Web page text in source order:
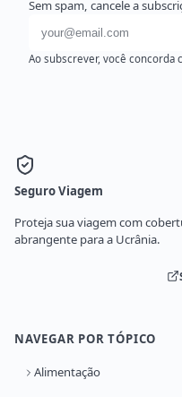
Sem spam, cancele a
Endereço de e-mail
Ao subscrever, você concorda
Seguro Viagem
Proteja sua viagem com
abrangente para a Ucrânia.
NAVEGAR POR TÓPICO
Alimentação